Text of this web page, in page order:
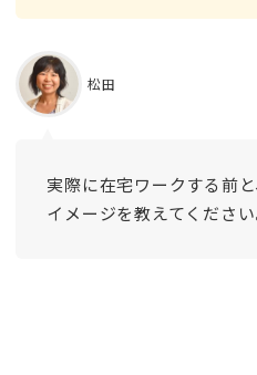
松田
実際に在宅ワークする前
イメージを教えてください